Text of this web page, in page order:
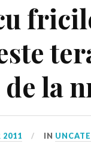
la
2011 IN